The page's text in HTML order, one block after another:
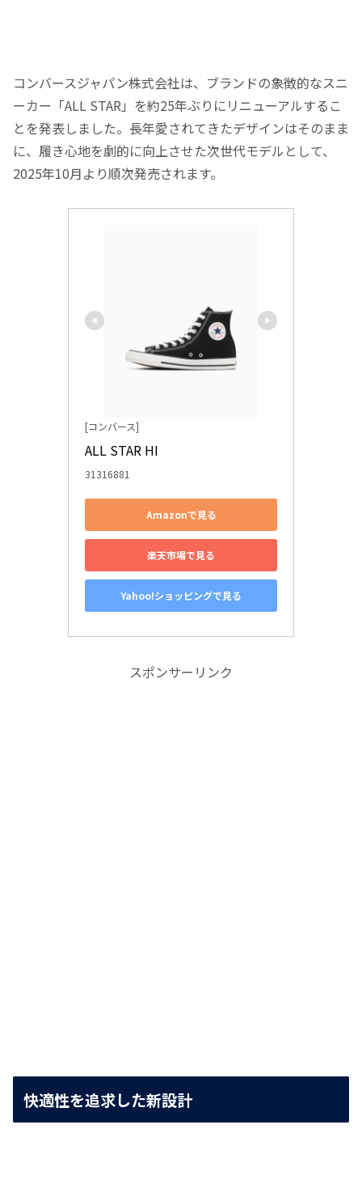
コンバースジャパン株式会社は、ブランドの象徴的なスニ
ーカー「ALL STAR」を約25年ぶりにリニューアルするこ
とを発表しました。長年愛されてきたデザインはそのまま
に、履き心地を劇的に向上させた次世代モデルとして、
2025年10月より順次発売されます。
[コンバース]
ALL STAR HI
31316881
Amazonで見る
楽天市場で見る
Yahoo!ショッピングで見る
スポンサーリンク
快適性を追求した新設計